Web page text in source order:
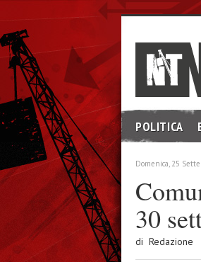
POLITICA
Domenica, 25
30
di Redazione